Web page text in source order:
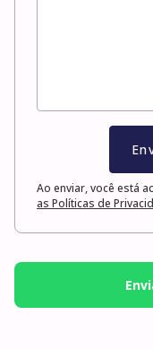
Ao enviar, você está
as Políticas de